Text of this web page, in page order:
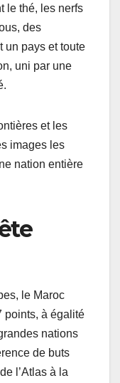
le thé, les nerfs
des
un pays et toute
uni par une
et les
images les
nation entière
le Maroc
points, à égalité
nations
de buts
l’Atlas à la